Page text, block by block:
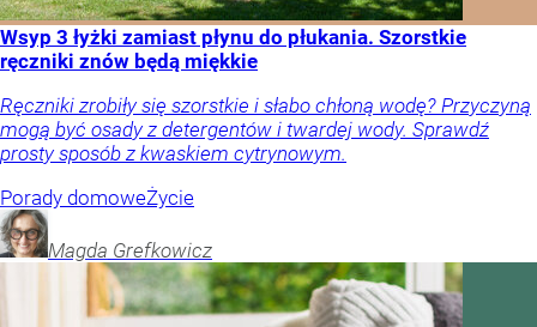
Wsyp 3 łyżki zamiast płynu do płukania. Szorstkie
ręczniki znów będą miękkie
Ręczniki zrobiły się szorstkie i słabo chłoną wodę? Przyczyną
mogą być osady z detergentów i twardej wody. Sprawdź
prosty sposób z kwaskiem cytrynowym.
Porady domoweŻycie
Magda Grefkowicz